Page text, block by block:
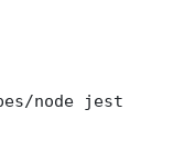
node jest